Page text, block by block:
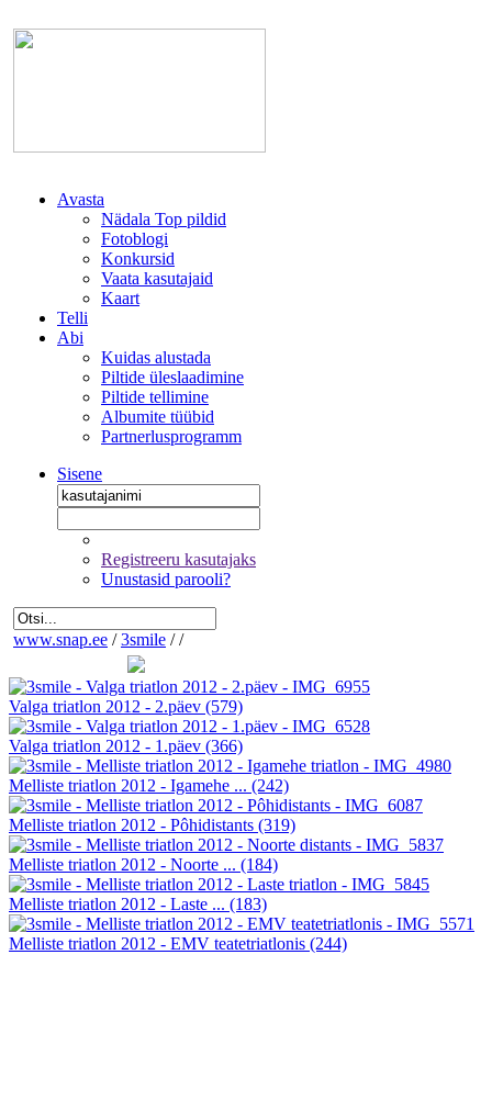
Avasta
Nädala Top pildid
Fotoblogi
Konkursid
Vaata kasutajaid
Kaart
Telli
Abi
Kuidas alustada
Piltide üleslaadimine
Piltide tellimine
Albumite tüübid
Partnerlusprogramm
Sisene
Registreeru kasutajaks
Unustasid parooli?
www.snap.ee / 3smile / /
Valga triatlon 2012 - 2.päev (579)
Valga triatlon 2012 - 1.päev (366)
Melliste triatlon 2012 - Igamehe ... (242)
Melliste triatlon 2012 - Pôhidistants (319)
Melliste triatlon 2012 - Noorte ... (184)
Melliste triatlon 2012 - Laste ... (183)
Melliste triatlon 2012 - EMV teatetriatlonis (244)